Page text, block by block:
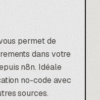
permet de
dans votre
n8n. Idéale
no-codeavec
sources.